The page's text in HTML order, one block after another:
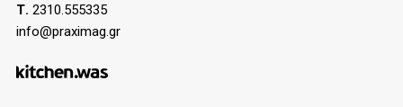
Τ. 2310.555335
info@praximag.gr